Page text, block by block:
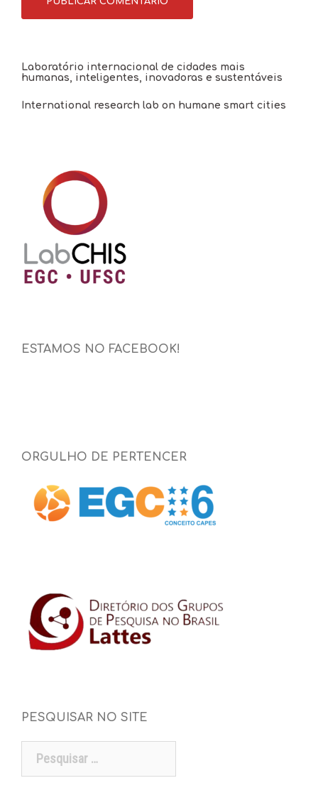
Laboratório internacional de cidades mais
humanas, inteligentes, inovadoras e sustentáveis
International research lab on humane smart cities
ESTAMOS NO FACEBOOK!
ORGULHO DE PERTENCER
PESQUISAR NO SITE
Pesquisar